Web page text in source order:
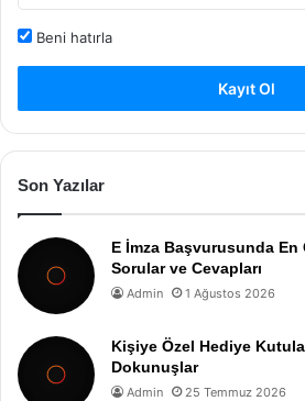
Beni hatırla
Kayıt Ol
Son Yazılar
E İmza Başvurusunda En
Sorular ve Cevapları
Admin 1 Ağustos 2026
Kişiye Özel Hediye
Dokunuşlar
Admin 25 Temmuz 2026